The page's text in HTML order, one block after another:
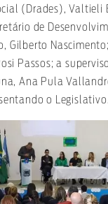
(Drades), Valtieli
de
Gilberto
Passos; a
Ana Pula
o Legislativo.